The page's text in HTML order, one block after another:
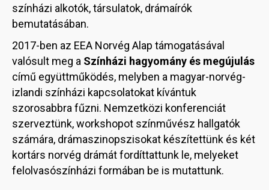
színházi alkotók, társulatok, drámaírók
bemutatásában.
2017-ben az EEA Norvég Alap támogatásával
valósult meg a Színházi hagyomány és megújulás
című együttműködés, melyben a magyar-norvég-
izlandi színházi kapcsolatokat kívántuk
szorosabbra fűzni. Nemzetközi konferenciát
szerveztünk, workshopot színművész hallgatók
számára, drámaszinopszisokat készítettünk és két
kortárs norvég drámát fordíttattunk le, melyeket
felolvasószínházi formában be is mutattunk.